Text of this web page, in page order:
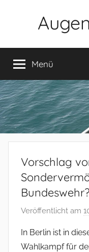
Menü
Vorschlag
Bundeswehr?
Veröffentlicht am
In Berlin ist in
Wahlkampf für